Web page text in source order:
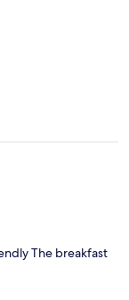
The breakfast